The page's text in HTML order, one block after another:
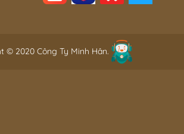
© 2020 Công Ty Minh Hân.